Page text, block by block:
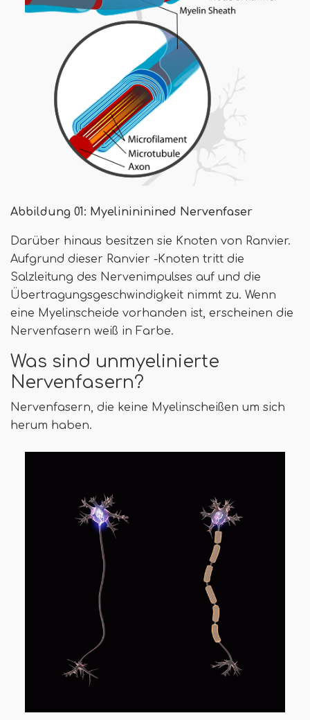
Abbildung 01: Myelinininined Nervenfaser
Darüber hinaus besitzen sie Knoten von Ranvier.
Aufgrund dieser Ranvier -Knoten tritt die
Salzleitung des Nervenimpulses auf und die
Übertragungsgeschwindigkeit nimmt zu. Wenn
eine Myelinscheide vorhanden ist, erscheinen die
Nervenfasern weiß in Farbe.
Was sind unmyelinierte
Nervenfasern?
Nervenfasern, die keine Myelinscheißen um sich
herum haben.